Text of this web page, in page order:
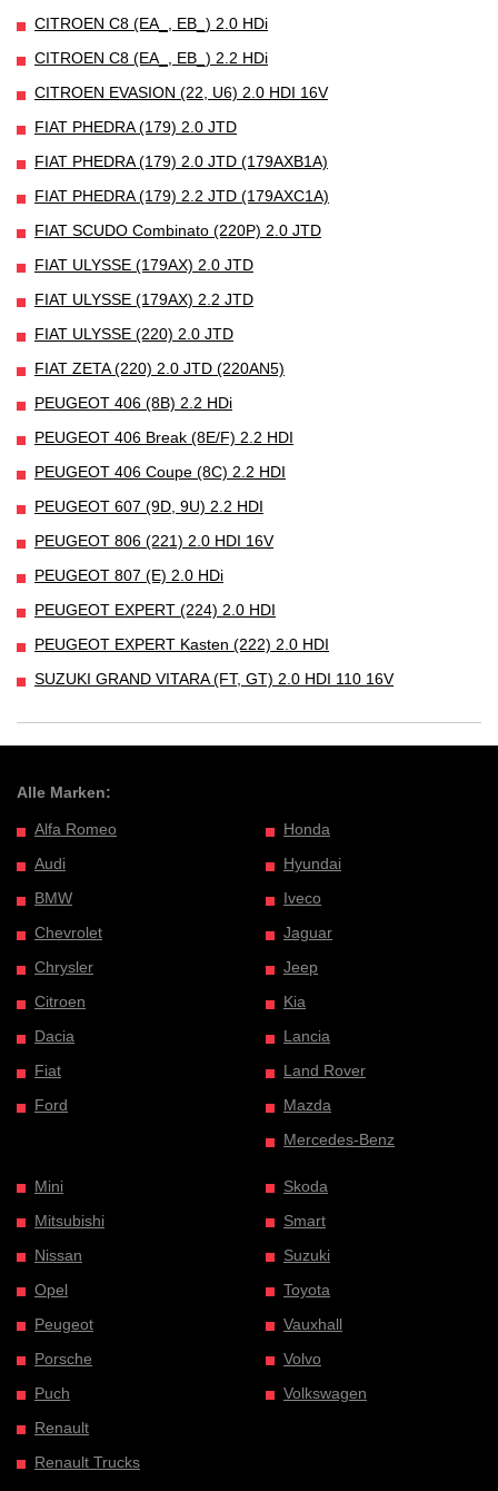
CITROEN C8 (EA_, EB_) 2.0 HDi
CITROEN C8 (EA_, EB_) 2.2 HDi
CITROEN EVASION (22, U6) 2.0 HDI 16V
FIAT PHEDRA (179) 2.0 JTD
FIAT PHEDRA (179) 2.0 JTD (179AXB1A)
FIAT PHEDRA (179) 2.2 JTD (179AXC1A)
FIAT SCUDO Combinato (220P) 2.0 JTD
FIAT ULYSSE (179AX) 2.0 JTD
FIAT ULYSSE (179AX) 2.2 JTD
FIAT ULYSSE (220) 2.0 JTD
FIAT ZETA (220) 2.0 JTD (220AN5)
PEUGEOT 406 (8B) 2.2 HDi
PEUGEOT 406 Break (8E/F) 2.2 HDI
PEUGEOT 406 Coupe (8C) 2.2 HDI
PEUGEOT 607 (9D, 9U) 2.2 HDI
PEUGEOT 806 (221) 2.0 HDI 16V
PEUGEOT 807 (E) 2.0 HDi
PEUGEOT EXPERT (224) 2.0 HDI
PEUGEOT EXPERT Kasten (222) 2.0 HDI
SUZUKI GRAND VITARA (FT, GT) 2.0 HDI 110 16V
Alle Marken:
Alfa Romeo
Audi
BMW
Chevrolet
Chrysler
Citroen
Dacia
Fiat
Ford
Honda
Hyundai
Iveco
Jaguar
Jeep
Kia
Lancia
Land Rover
Mazda
Mercedes-Benz
Mini
Mitsubishi
Nissan
Opel
Peugeot
Porsche
Puch
Renault
Renault Trucks
Skoda
Smart
Suzuki
Toyota
Vauxhall
Volvo
Volkswagen